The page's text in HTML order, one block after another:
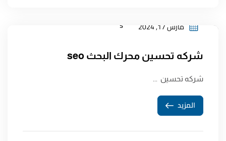
مارس 17, 2024
شركه تحسين محرك البحث seo
شركه تحسين ...
المزيد